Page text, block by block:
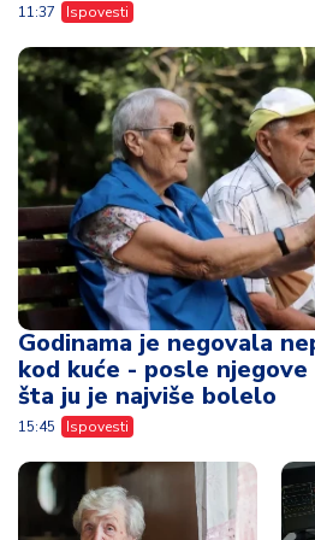
11:37 Ispovesti
Godinama je negovala
kod kuće - posle
šta ju je najviše bolelo
15:45 Ispovesti